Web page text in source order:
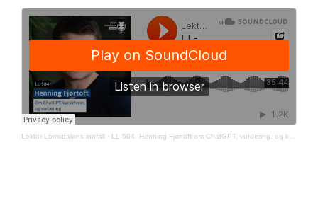
Lektor Lomsdalens innfall · LL-504: Henning Fjørtoft om ChatGPT, vurdering, og karakterer